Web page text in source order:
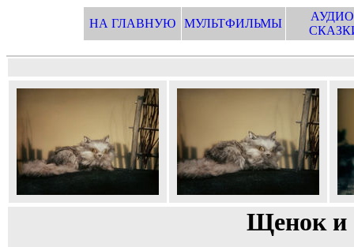
НА ГЛАВНУЮ МУЛЬТФИЛЬМЫ
Щенок и